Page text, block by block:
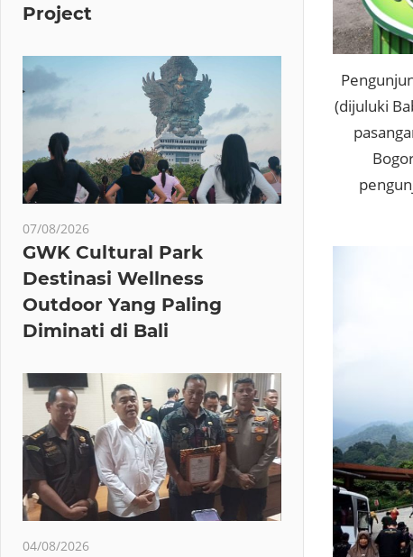
(dijuluki
Project
07/08/2026
GWK Cultural Park
Destinasi Wellness
Outdoor Yang Paling
Diminati di Bali
04/08/2026